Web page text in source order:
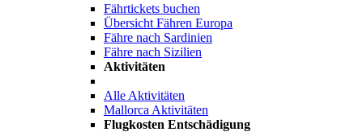
Fährtickets buchen
Übersicht Fähren Europa
Fähre nach Sardinien
Fähre nach Sizilien
Aktivitäten
Alle Aktivitäten
Mallorca Aktivitäten
Flugkosten Entschädigung